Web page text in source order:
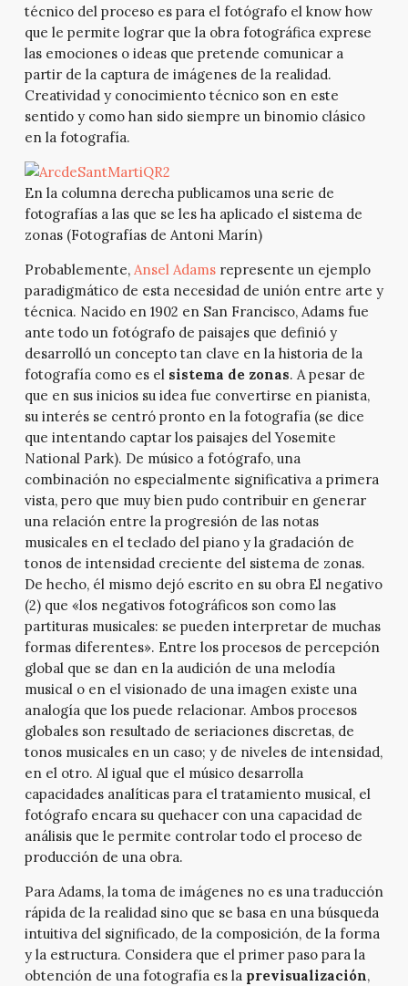
técnico del proceso es para el fotógrafo el know how
que le permite lograr que la obra fotográfica exprese
las emociones o ideas que pretende comunicar a
partir de la captura de imágenes de la realidad.
Creatividad y conocimiento técnico son en este
sentido y como han sido siempre un binomio clásico
en la fotografía.
En la columna derecha publicamos una serie de
fotografías a las que se les ha aplicado el sistema de
zonas (Fotografías de Antoni Marín)
Probablemente, Ansel Adamsrepresente un ejemplo
paradigmático de esta necesidad de unión entre arte y
técnica. Nacido en 1902 en San Francisco, Adams fue
ante todo un fotógrafo de paisajes que definió y
desarrolló un concepto tan clave en la historia de la
fotografía como es el sistema de zonas. A pesar de
que en sus inicios su idea fue convertirse en pianista,
su interés se centró pronto en la fotografía (se dice
que intentando captar los paisajes del Yosemite
National Park). De músico a fotógrafo, una
combinación no especialmente significativa a primera
vista, pero que muy bien pudo contribuir en generar
una relación entre la progresión de las notas
musicales en el teclado del piano y la gradación de
tonos de intensidad creciente del sistema de zonas.
De hecho, él mismo dejó escrito en su obra El negativo
(2) que «los negativos fotográficos son como las
partituras musicales: se pueden interpretar de muchas
formas diferentes». Entre los procesos de percepción
global que se dan en la audición de una melodía
musical o en el visionado de una imagen existe una
analogía que los puede relacionar. Ambos procesos
globales son resultado de seriaciones discretas, de
tonos musicales en un caso; y de niveles de intensidad,
en el otro. Al igual que el músico desarrolla
capacidades analíticas para el tratamiento musical, el
fotógrafo encara su quehacer con una capacidad de
análisis que le permite controlar todo el proceso de
producción de una obra.
Para Adams, la toma de imágenes no es una traducción
rápida de la realidad sino que se basa en una búsqueda
intuitiva del significado, de la composición, de la forma
y la estructura. Considera que el primer paso para la
obtención de una fotografía es la previsualización,